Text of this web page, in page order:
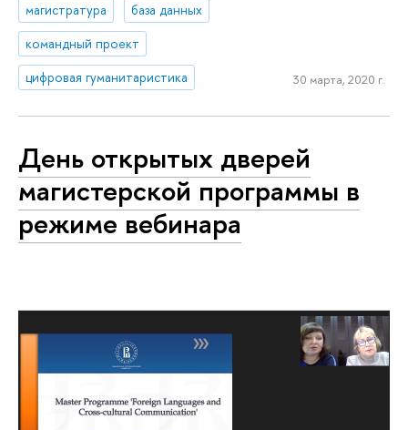
магистратура
база данных
командный проект
цифровая гуманитаристика
30 марта, 2020 г.
День открытых дверей
магистерской программы в
режиме вебинара